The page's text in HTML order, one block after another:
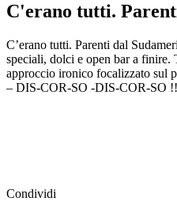
C'erano tutti.
C’erano tutti. Parenti dal
speciali, dolci e open bar a finire.
approccio ironico focalizzato sul
– DIS-COR-SO -DIS-COR-SO
Condividi